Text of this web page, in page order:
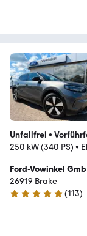
Unfallfrei •
250 kW (340 PS) •
Ford-Vowinkel
26919 Brake
4.8 Sterne
(113)